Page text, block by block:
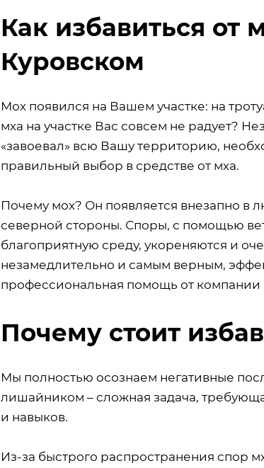
Как избавиться от
Куровском
Мох появился на Вашем участке: на
мха на участке Вас совсем не радует?
«завоевал» всю Вашу территорию,
правильный выбор в средстве от мха.
Почему мох? Он появляется внезапно в
северной стороны. Споры, с помощью
благоприятную среду, укореняются и
незамедлительно и самым верным,
профессиональная помощь от
Почему стоит
Мы полностью осознаем негативные
лишайником – сложная задача,
и навыков.
Из-за быстрого распространения спор